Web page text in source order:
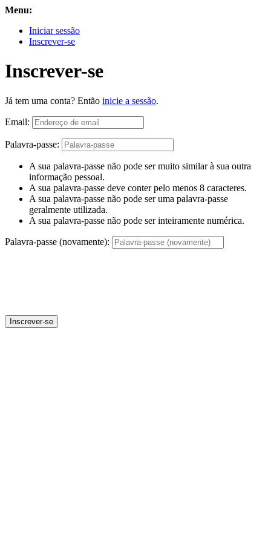
Menu:
Iniciar sessão
Inscrever-se
Inscrever-se
Já tem uma conta? Então inicie a sessão.
Email:
Palavra-passe:
A sua palavra-passe não pode ser muito similar à sua outra
informação pessoal.
A sua palavra-passe deve conter pelo menos 8 caracteres.
A sua palavra-passe não pode ser uma palavra-passe
geralmente utilizada.
A sua palavra-passe não pode ser inteiramente numérica.
Palavra-passe (novamente):
Inscrever-se